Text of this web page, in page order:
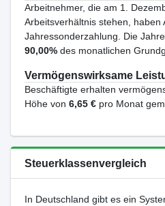
Arbeitnehmer, die am 1.
Arbeitsverhältnis stehen, haben
Jahressonderzahlung. Die
90,00%des monatlichen
Vermögenswirksame
Beschäftigte erhalten
Höhe von 6,65 €pro Monat
Steuerklassenvergleich
In Deutschland gibt es ein